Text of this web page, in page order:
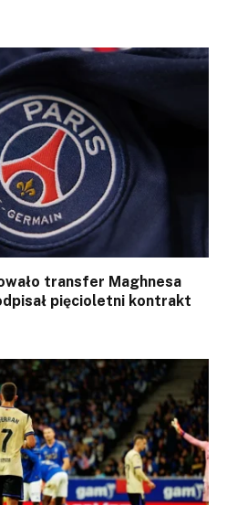
transfer Maghnesa
pięcioletni kontrakt